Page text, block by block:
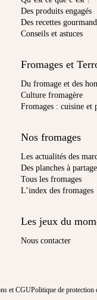
Des produits engagés
Des recettes
Conseils et astuces
Fromages et
Du fromage et des
Culture fromagère
Fromages : cuisine et
Nos fromages
Les actualités des
Des planches à
Tous les fromages
L’index des fromages
Les jeux du
Nous contacter
et CGUPolitique de protection